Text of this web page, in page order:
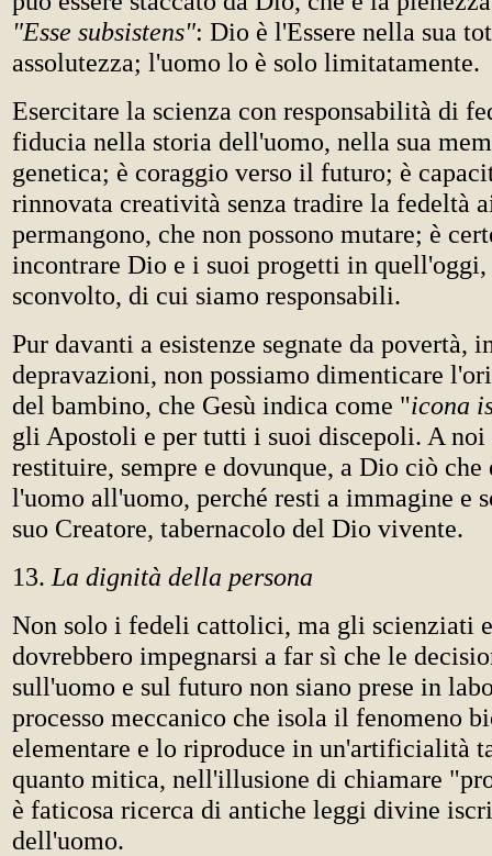
"Esse subsistens": Dio è l'Essere nella sua
assolutezza; l'uomo lo è solo limitatamente.
Esercitare la scienza con responsabilità di
fiducia nella storia dell'uomo, nella sua
genetica; è coraggio verso il futuro; è
rinnovata creatività senza tradire la fedeltà
permangono, che non possono mutare; è
incontrare Dio e i suoi progetti in quell'oggi,
sconvolto, di cui siamo responsabili.
Pur davanti a esistenze segnate da povertà,
depravazioni, non possiamo dimenticare
del bambino, che Gesù indica come "icona
gli Apostoli e per tutti i suoi discepoli. A noi
restituire, sempre e dovunque, a Dio ciò che
l'uomo all'uomo, perché resti a immagine e
suo Creatore, tabernacolo del Dio vivente.
13. La dignità della persona
Non solo i fedeli cattolici, ma gli scienziati
dovrebbero impegnarsi a far sì che le
sull'uomo e sul futuro non siano prese in
processo meccanico che isola il fenomeno
elementare e lo riproduce in un'artificialità
quanto mitica, nell'illusione di chiamare
è faticosa ricerca di antiche leggi divine
dell'uomo.